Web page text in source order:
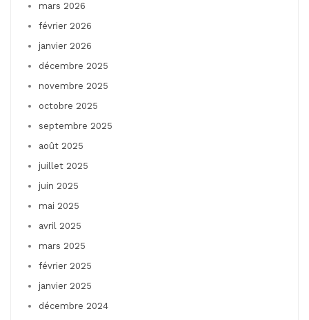
mars 2026
février 2026
janvier 2026
décembre 2025
novembre 2025
octobre 2025
septembre 2025
août 2025
juillet 2025
juin 2025
mai 2025
avril 2025
mars 2025
février 2025
janvier 2025
décembre 2024